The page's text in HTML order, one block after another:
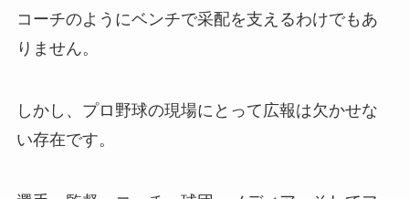
コーチのようにベンチで采配を支えるわけでもあ
りません。
しかし、プロ野球の現場にとって広報は欠かせな
い存在です。